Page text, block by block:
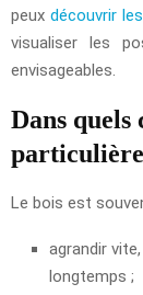
peuxdécouvrir
visualiser les
envisageables.
Dans quels
Le bois est
agrandir
longtemps ;